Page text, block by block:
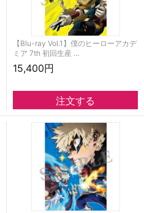
【Blu-ray Vol.1】僕のヒーローアカデ
ミア 7th 初回生産 …
15,400円